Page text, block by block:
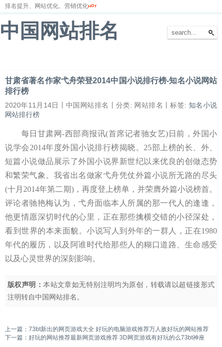
排名提升、网站优化、营销优化
中国网站排名
甘肃省著名作家弋舟荣登2014中国小说排行榜-知名小说网站
排行榜
2020年11月14日丨中国网站排名丨分类: 网站排名丨标签: 知名小说
网站排行榜
每日甘肃网-西部商报讯(首席记者驰女艺)日前，外国小
说学会2014年度外国小说排行榜揭晓。25部上榜的长、外、
短篇小说做品展示了外国小说界新世纪以来优良的创做态势
和繁荣气象。我省出名做家弋舟凭仗外篇小说所无路的尽头
(十月2014年第二期)，再度登上榜单，并荣膺外篇小说榜首。
评论者驰艳梅认为，弋舟面临本人所属的那一代人的逢逢，
他更情愿深切时代的心里，正在那些擒横交错的小径深处，
看到世界的本来面貌。小说写人到外年的一群人，正在1980
年代的履历，以及阿谁时代给那些人的糊口道路、生命感受
以及心灵世界的深刻影响。
版权声明：本站文章如无特别注明均为原创，转载请以超链接形式
注明转自中国网站排名 。
上一篇： 73bt新出的网页游戏大全 好玩的电脑游戏推荐万人敌好玩的网站推荐
下一篇： 好玩的网站推荐最新网页游戏推荐 3D网页游戏有好玩的么73bt神座